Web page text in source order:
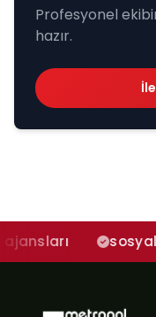
Profesyonel
hazır.
sosyal medya